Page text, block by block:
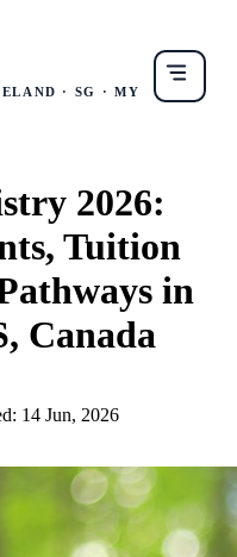
· SG · MY
2026:
Tuition
in
Canada
14 Jun, 2026